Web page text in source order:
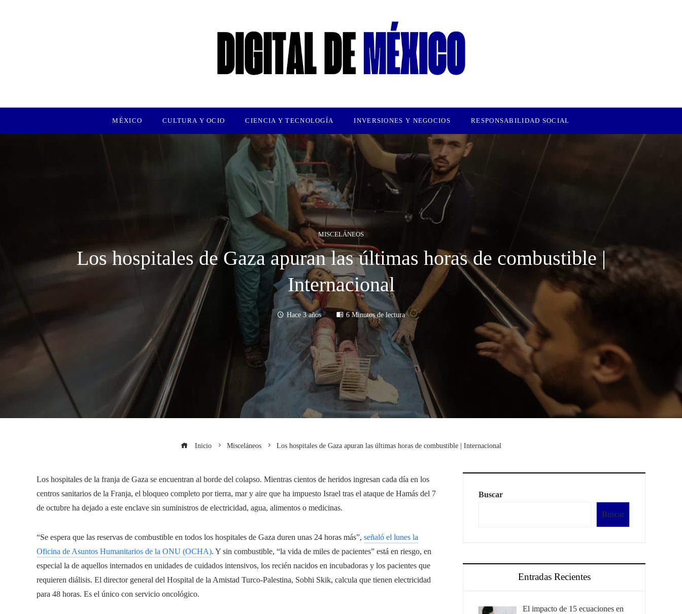
MÉXICO CULTURA Y OCIO CIENCIA Y TECNOLOGÍA INVERSIONES Y NEGOCIOS RESPONSABILIDAD SOCIAL
MISCELÁNEOS
Los hospitales de Gaza apuran las últimas horas de combustible |
Internacional
Hace 3 años 6 Minutos de lectura
Inicio Misceláneos Los hospitales de Gaza apuran las últimas horas de combustible | Internacional
Los hospitales de la franja de Gaza se encuentran al borde del colapso. Mientras cientos de heridos ingresan cada día en los
centros sanitarios de la Franja, el bloqueo completo por tierra, mar y aire que ha impuesto Israel tras el ataque de Hamás del 7
de octubre ha dejado a este enclave sin suministros de electricidad, agua, alimentos o medicinas.
“Se espera que las reservas de combustible en todos los hospitales de Gaza duren unas 24 horas más”, señaló el lunes la
Oficina de Asuntos Humanitarios de la ONU (OCHA). Y sin combustible, “la vida de miles de pacientes” está en riesgo, en
especial la de aquellos internados en unidades de cuidados intensivos, los recién nacidos en incubadoras y los pacientes que
requieren diálisis. El director general del Hospital de la Amistad Turco-Palestina, Sobhi Skik, calcula que tienen electricidad
para 48 horas. Es el único con servicio oncológico.
Buscar
Buscar
Entradas Recientes
El impacto de 15 ecuaciones en